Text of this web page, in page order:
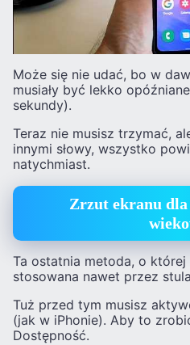
Może się nie udać, bo w
musiały być lekko
sekundy).
Teraz nie musisz trzymać,
innymi słowy, wszystko
natychmiast.
Zrzut ekranu
Ta ostatnia metoda, o
stosowana nawet przez
Tuż przed tym musisz
(jak w iPhonie). Aby to
Dostępność.